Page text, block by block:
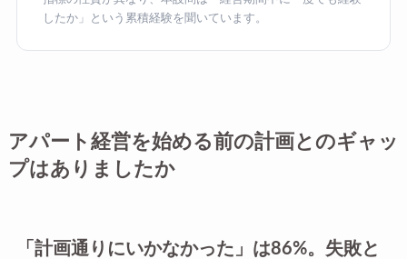
したか」という累積経験を聞いています。
アパート経営を始める前の計画とのギャッ
プはありましたか
「計画通りにいかなかった」は86%。失敗と